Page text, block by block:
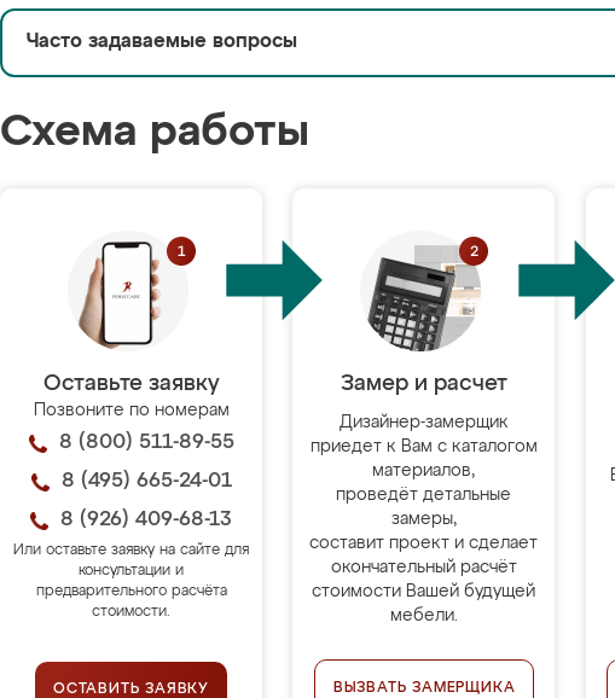
Часто задаваемые вопросы
Схема работы
Оставьте заявку
Позвоните по номерам
8 (800) 511-89-55
8 (495) 665-24-01
8 (926) 409-68-13
Или оставьте заявку на сайте для
консультации и
предварительного расчёта
стоимости.
ОСТАВИТЬ ЗАЯВКУ
Замер и расчет
Дизайнер-замерщик
приедет к Вам с каталогом
материалов,
проведёт детальные
замеры,
составит проект и сделает
окончательный расчёт
стоимости Вашей будущей
мебели.
ВЫЗВАТЬ ЗАМЕРЩИКА